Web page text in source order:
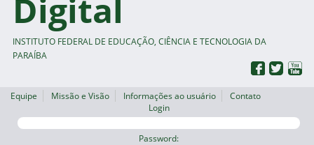
Digital
INSTITUTO FEDERAL DE EDUCAÇÃO, CIÊNCIA E TECNOLOGIA DA
PARAÍBA
Equipe Missão e Visão Informações ao usuário
Contato
Login
Password: